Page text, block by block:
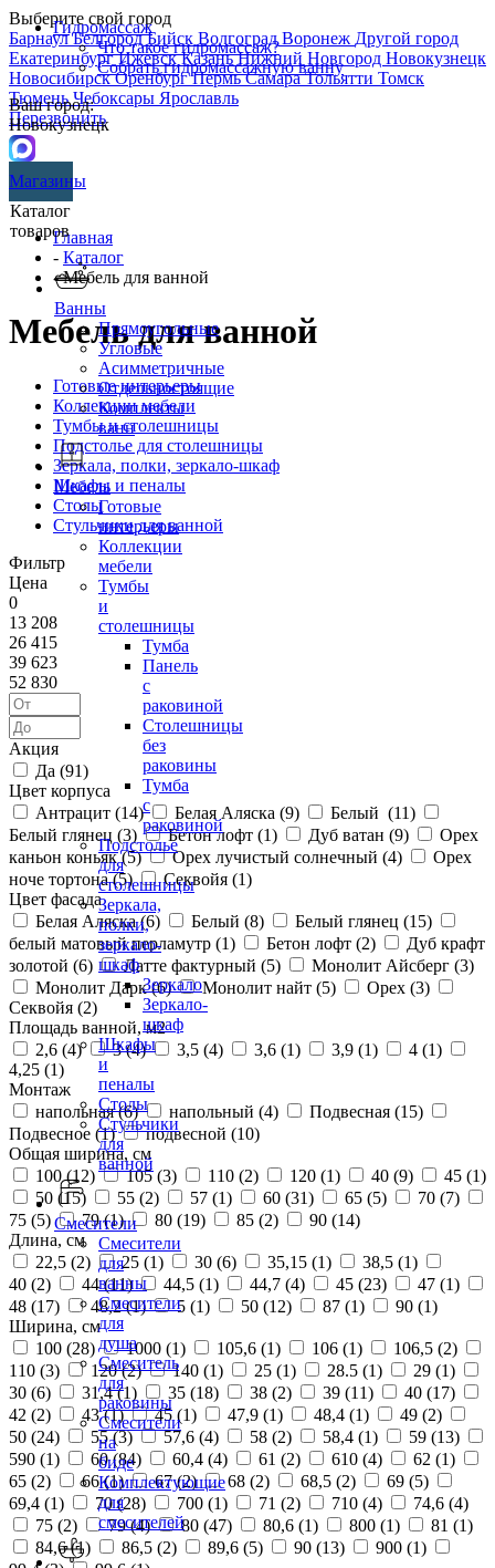
Выберите свой город
БарнаулБелгородБийск ВолгоградВоронеж Другой город
ЕкатеринбургИжевскКазаньНижний Новгород Новокузнецк
НовосибирскОренбургПермьСамараТольятти Томск
ТюменьЧебоксары Ярославль
Перезвонить
Гидромассаж
Что такое гидромассаж?
Собрать гидромассажную ванну
Ваш город:
Новокузнецк
Магазины
Каталог
товаров
Ванны
Прямоугольные
Угловые
Асимметричные
Отдельностоящие
Комплекты
ванн
Мебель
Готовые
интерьеры
Коллекции
мебели
Тумбы
и
столешницы
Тумба
Панель
с
раковиной
Столешницы
без
раковины
Тумба
с
раковиной
Подстолье
для
столешницы
Зеркала,
полки,
зеркало-
шкаф
Зеркало
Зеркало-
шкаф
Шкафы
и
пеналы
Столы
Стульчики
для
ванной
Смесители
Смесители
для
ванны
Смесители
для
душа
Смеситель
для
раковины
Смесители
на
биде
Комплектующие
для
смесителей
Главная
- Каталог
- Мебель для ванной
Мебель для ванной
Готовые интерьеры
Коллекции мебели
Тумбы и столешницы
Подстолье для столешницы
Зеркала, полки, зеркало-шкаф
Шкафы и пеналы
Столы
Стульчики для ванной
Фильтр
Цена
0
13 208
26 415
39 623
52 830
Акция
Да (91)
Цвет корпуса
Антрацит (14) Белая Аляска (9) Белый (11)
Белый глянец (3) Бетон лофт (1) Дуб ватан (9)
Орех
каньон коньяк (5) Орех лучистый солнечный (4)
Орех
ноче тортона (5) Секвойя (1)
Цвет фасада
Белая Аляска (6) Белый (8) Белый глянец (15)
белый матовый перламутр (1) Бетон лофт (2)
Дуб крафт
золотой (6) Латте фактурный (5) Монолит Айсберг (3)
Монолит Дарк (6) Монолит найт (5) Орех (3)
Секвойя (2)
Площадь ванной, м2
2,6 (4) 3 (4) 3,5 (4) 3,6 (1) 3,9 (1) 4 (1)
4,25 (1)
Монтаж
напольная (6) напольный (4) Подвесная (15)
Подвесное (1) подвесной (10)
Общая ширина, см
100 (12) 105 (3) 110 (2) 120 (1) 40 (9) 45 (1)
50 (15) 55 (2) 57 (1) 60 (31) 65 (5) 70 (7)
75 (5) 79 (1) 80 (19) 85 (2) 90 (14)
Длина, см
22,5 (2) 25 (1) 30 (6) 35,15 (1) 38,5 (1)
40 (2) 44 (11) 44,5 (1) 44,7 (4) 45 (23) 47 (1)
48 (17) 48,2 (1) 5 (1) 50 (12) 87 (1) 90 (1)
Ширина, см
100 (28) 1000 (1) 105,6 (1) 106 (1) 106,5 (2)
110 (3) 120 (2) 140 (1) 25 (1) 28.5 (1) 29 (1)
30 (6) 31,4 (1) 35 (18) 38 (2) 39 (11) 40 (17)
42 (2) 43 (1) 45 (1) 47,9 (1) 48,4 (1) 49 (2)
50 (24) 55 (3) 57,6 (4) 58 (2) 58,4 (1) 59 (13)
590 (1) 60 (84) 60,4 (4) 61 (2) 610 (4) 62 (1)
65 (2) 66 (1) 67 (2) 68 (2) 68,5 (2) 69 (5)
69,4 (1) 70 (28) 700 (1) 71 (2) 710 (4) 74,6 (4)
75 (2) 79 (4) 80 (47) 80,6 (1) 800 (1) 81 (1)
84,6 (1) 86,5 (2) 89,6 (5) 90 (13) 900 (1)